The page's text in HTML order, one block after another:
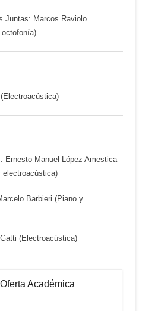
Juntas: Marcos Raviolo
Manuel López Amestica
electroacústica)
Barbieri (Piano y
(Electroacústica)
Académica